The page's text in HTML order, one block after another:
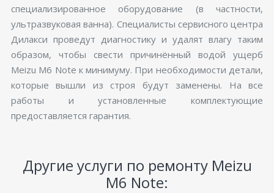
специализированное оборудование (в частности,
ультразвуковая ванна). Специалисты сервисного центра
Дилакси проведут диагностику и удалят влагу таким
образом, чтобы свести причинённый водой ущерб
Meizu M6 Note к минимуму. При необходимости детали,
которые вышли из строя будут заменены. На все
работы и установленные комплектующие
предоставляется гарантия.
Другие услуги по ремонту Meizu
M6 Note: